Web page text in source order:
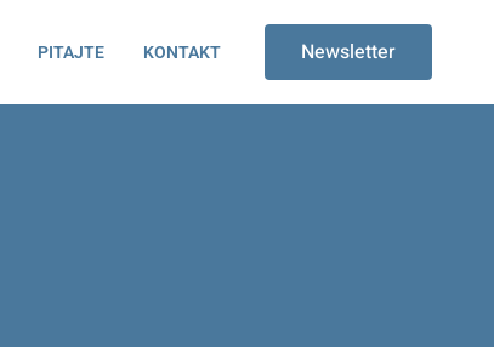
PITAJTE KONTAKT Newsletter